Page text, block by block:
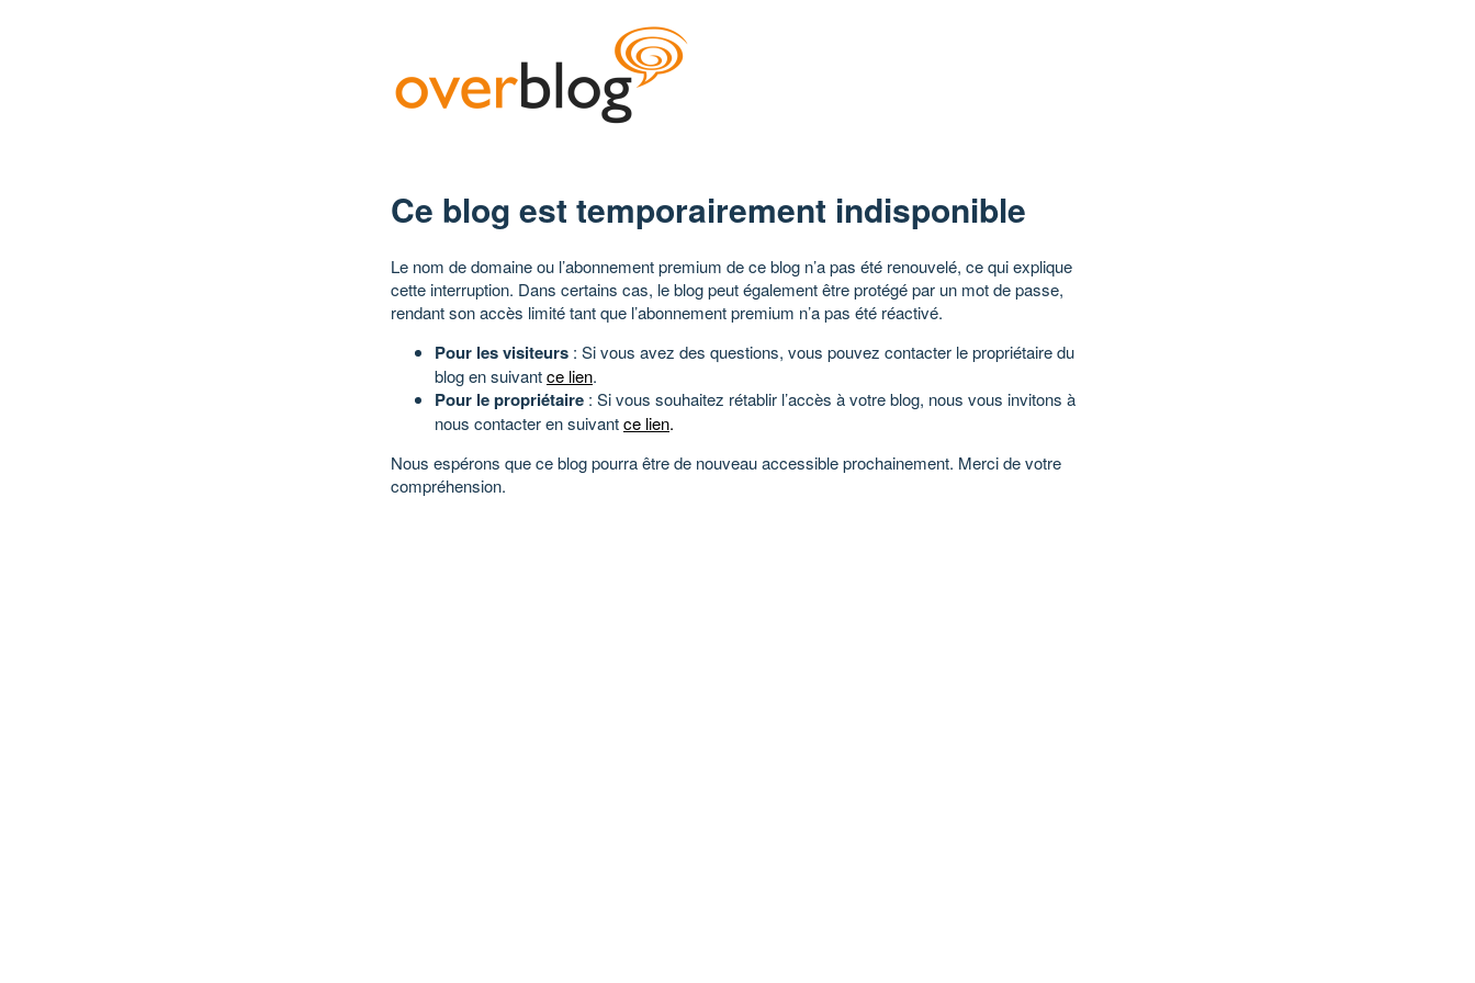
Ce blog est temporairement indisponible
Le nom de domaine ou l’abonnement premium de ce blog n’a pas été renouvelé, ce qui explique
cette interruption. Dans certains cas, le blog peut également être protégé par un mot de passe,
rendant son accès limité tant que l’abonnement premium n’a pas été réactivé.
Pour les visiteurs : Si vous avez des questions, vous pouvez contacter le propriétaire du
blog en suivantce lien.
Pour le propriétaire : Si vous souhaitez rétablir l’accès à votre blog, nous vous invitons à
nous contacter en suivantce lien.
Nous espérons que ce blog pourra être de nouveau accessible prochainement. Merci de votre
compréhension.